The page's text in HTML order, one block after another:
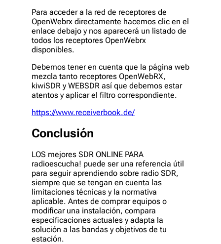
Para acceder a la red de receptores de
OpenWebrx directamente hacemos clic en el
enlace debajo y nos aparecerá un listado de
todos los receptores OpenWebrx
disponibles.
Debemos tener en cuenta que la página web
mezcla tanto receptores OpenWebRX,
kiwiSDR y WEBSDR así que debemos estar
atentos y aplicar el filtro correspondiente.
https://www.receiverbook.de/
Conclusión
LOS mejores SDR ONLINE PARA
radioescucha! puede ser una referencia útil
para seguir aprendiendo sobre radio SDR,
siempre que se tengan en cuenta las
limitaciones técnicas y la normativa
aplicable. Antes de comprar equipos o
modificar una instalación, compara
especificaciones actuales y adapta la
solución a las bandas y objetivos de tu
estación.